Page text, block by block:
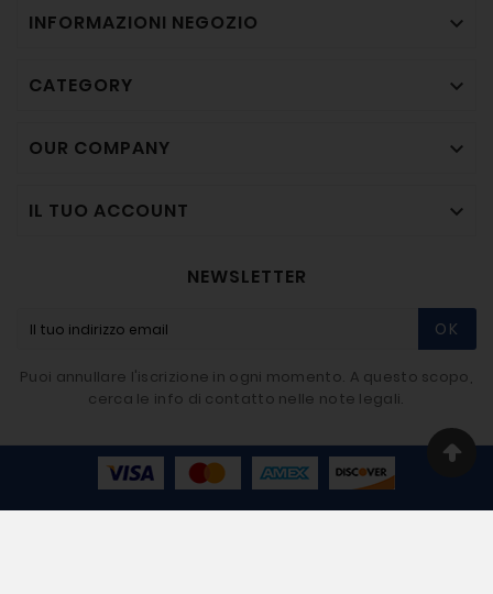
INFORMAZIONI NEGOZIO 
CATEGORY 
OUR COMPANY 
IL TUO ACCOUNT 
NEWSLETTER
OK
Puoi annullare l'iscrizione in ogni momento. A questo scopo,
cerca le info di contatto nelle note legali.